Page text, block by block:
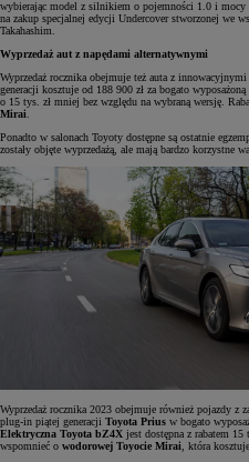
wybierając model z silnikiem o pojemności 1.0 i
na zakup specjalnej edycji Undercover stworzonej we
Takahashim.
Wyprzedaż aut z napędami alternatywnymi
Wyprzedaż rocznika obejmuje też auta z innowacyjnymi
generacji kosztuje od 188 900 zł za bogato
o 15 tys. zł mniej bez względu na wybraną wersję.
Mirai
Ponadto w salonach Toyoty dostępne są ostatnie
zostały objęte wyprzedażą, ale mają bardzo korzystne
Wyprzedaż rocznika 2023 obejmuje również pojazdy z
plug-in piątej generacji Toyota Prius w bogato
Elektryczna Toyota bZ4X jest dostępna z rabatem
wspomnieć o wodorowej Toyocie Mirai , która